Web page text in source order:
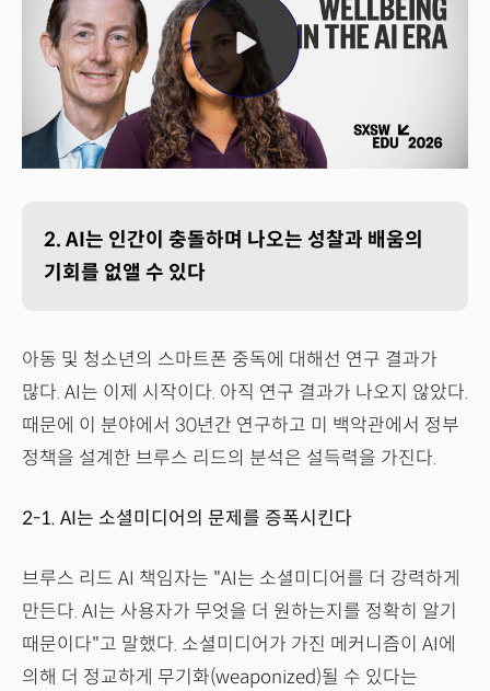
2. AI는 인간이 충돌하며 나오는 성찰과 배움의
기회를 없앨 수 있다
아동 및 청소년의 스마트폰 중독에 대해선 연구 결과가
많다. AI는 이제 시작이다. 아직 연구 결과가 나오지 않았다.
때문에 이 분야에서 30년간 연구하고 미 백악관에서 정부
정책을 설계한 브루스 리드의 분석은 설득력을 가진다.
2-1. AI는 소셜미디어의 문제를 증폭시킨다
브루스 리드 AI 책임자는 "AI는 소셜미디어를 더 강력하게
만든다. AI는 사용자가 무엇을 더 원하는지를 정확히 알기
때문이다"고 말했다. 소셜미디어가 가진 메커니즘이 AI에
의해 더 정교하게 무기화(weaponized)될 수 있다는